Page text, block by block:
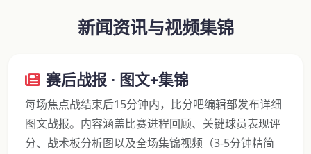
新闻资讯与视频集锦
赛后战报 · 图文+集锦
每场焦点战结束后15分钟内，比分吧编辑部发布详细
图文战报。内容涵盖比赛进程回顾、关键球员表现评
分、战术板分析图以及全场集锦视频（3-5分钟精简